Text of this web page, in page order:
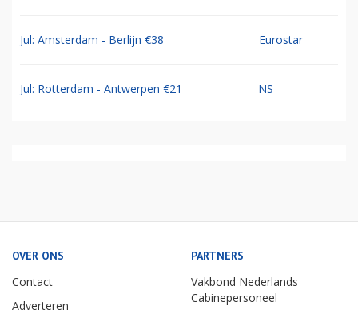
Jul: Amsterdam - Berlijn €38 Eurostar
Jul: Rotterdam - Antwerpen €21 NS
OVER ONS
Contact
Adverteren
PARTNERS
Vakbond Nederlands
Cabinepersoneel